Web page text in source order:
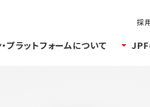
採
プラットフォームについて